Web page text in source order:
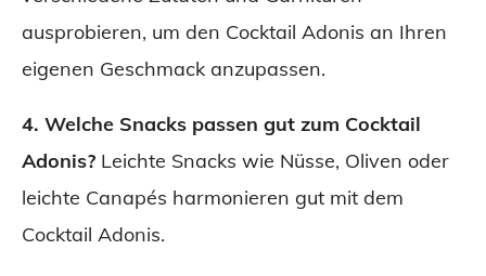
ausprobieren, um den Cocktail Adonis an Ihren
eigenen Geschmack anzupassen.
4. Welche Snacks passen gut zum Cocktail
Adonis? Leichte Snacks wie Nüsse, Oliven oder
leichte Canapés harmonieren gut mit dem
Cocktail Adonis.